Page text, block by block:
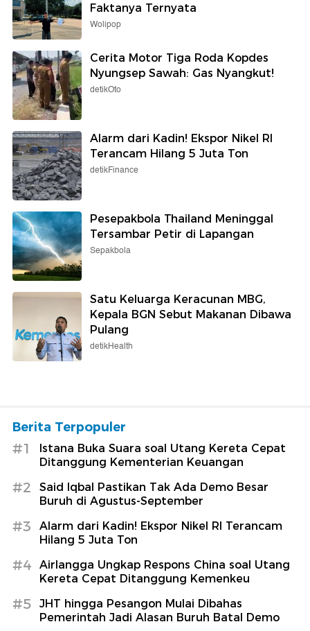
Faktanya Ternyata
Wolipop
Cerita Motor Tiga Roda Kopdes
Nyungsep Sawah: Gas Nyangkut!
detikOto
Alarm dari Kadin! Ekspor Nikel RI
Terancam Hilang 5 Juta Ton
detikFinance
Pesepakbola Thailand Meninggal
Tersambar Petir di Lapangan
Sepakbola
Satu Keluarga Keracunan MBG,
Kepala BGN Sebut Makanan Dibawa
Pulang
detikHealth
Berita Terpopuler
#1
Istana Buka Suara soal Utang Kereta Cepat
Ditanggung Kementerian Keuangan
#2
Said Iqbal Pastikan Tak Ada Demo Besar
Buruh di Agustus-September
#3
Alarm dari Kadin! Ekspor Nikel RI Terancam
Hilang 5 Juta Ton
#4
Airlangga Ungkap Respons China soal Utang
Kereta Cepat Ditanggung Kemenkeu
#5
JHT hingga Pesangon Mulai Dibahas
Pemerintah Jadi Alasan Buruh Batal Demo